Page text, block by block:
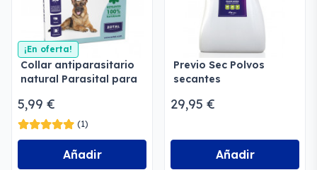
¡En oferta!
Collar antiparasitario
natural Parasital para
5,99 €
(1)
Añadir
Previo Sec Polvos
secantes
29,95 €
Añadir